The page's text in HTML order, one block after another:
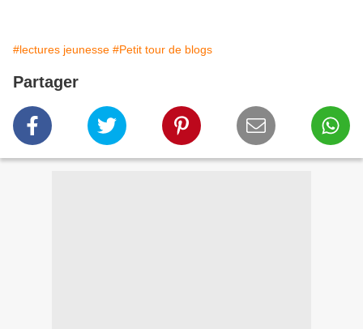
#lectures jeunesse #Petit tour de blogs
Partager